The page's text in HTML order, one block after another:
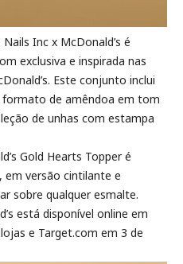
Inc x McDonald’s é
exclusiva e inspirada nas
Este conjunto inclui
formato de amêndoa em tom
de unhas com estampa
Gold Hearts Topper é
em versão cintilante e
sobre qualquer esmalte.
está disponível online em
e Target.com em 3 de